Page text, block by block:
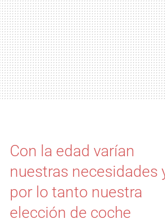
Con la edad varían
nuestras necesidades
por lo tanto nuestra
elección de coche